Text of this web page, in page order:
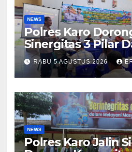
NEWS
Polres Karo
Sinergitas 3 Pilar
Pelatihan
Mitigasi Bencana
RABU 5 AGUSTUS 2026
NEWS
Polres Karo Jalin